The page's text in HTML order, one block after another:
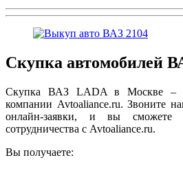
Скупка автомобилей
Скупка ВАЗ LADA в Москве –
компании Avtoaliance.ru. Звоните
онлайн-заявки, и вы сможете
сотрудничества с Avtoaliance.ru.
Вы получаете: